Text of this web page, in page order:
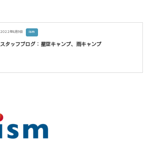
2022年6月9日 ism
スタッフブログ：星空キャンプ、雨キャンプ